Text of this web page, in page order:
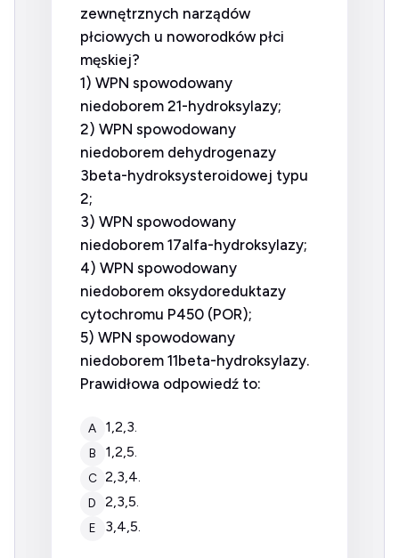
zewnętrznych narządów
płciowych u noworodków płci
męskiej?
1) WPN spowodowany
niedoborem 21-hydroksylazy;
2) WPN spowodowany
niedoborem dehydrogenazy
3beta-hydroksysteroidowej typu
2;
3) WPN spowodowany
niedoborem 17alfa-hydroksylazy;
4) WPN spowodowany
niedoborem oksydoreduktazy
cytochromu P450 (POR);
5) WPN spowodowany
niedoborem 11beta-hydroksylazy.
Prawidłowa odpowiedź to:
A 1,2,3.
B 1,2,5.
C 2,3,4.
D 2,3,5.
E 3,4,5.